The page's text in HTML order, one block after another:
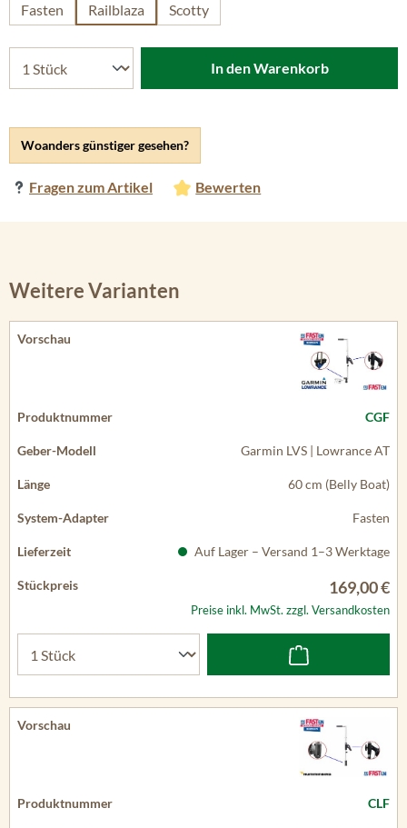
Woanders günstiger gesehen?
Fragen zum Artikel Bewerten
Fasten
Railblaza Scotty
In den Warenkorb
Weitere Varianten
CGF
Garmin LVS | Lowrance AT
60 cm (Belly Boat)
Fasten
Auf Lager – Versand 1–3 Werktage
169,00 €
Preise inkl. MwSt. zzgl. Versandkosten
CLF